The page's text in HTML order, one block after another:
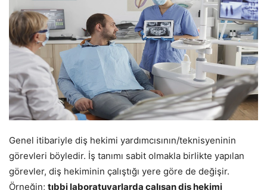
Genel itibariyle diş hekimi yardımcısının/teknisyeninin
görevleri böyledir. İş tanımı sabit olmakla birlikte yapılan
görevler, diş hekiminin çalıştığı yere göre de değişir.
Örneğin; tıbbi laboratuvarlarda çalışan diş hekimi